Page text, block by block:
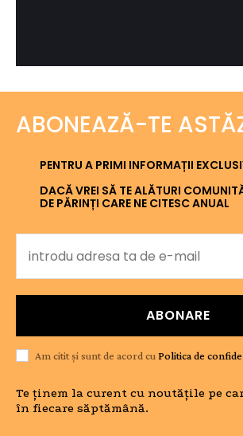
ABONEAZĂ-TE
PENTRU A PRIMI INFORMAȚII
DACĂ VREI SĂ TE ALĂTURI
DE PĂRINȚI CARE NE CITESC ANUAL
ABONARE
Am citit și sunt de acord cu Politica de
Te ținem la curent cu noutățile pe
în fiecare săptămână.